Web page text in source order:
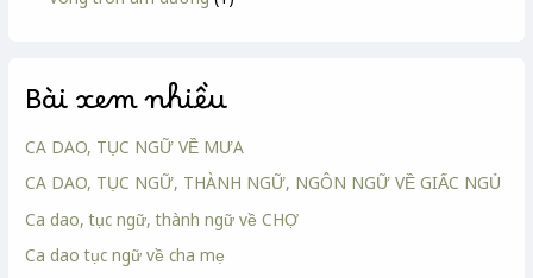
Bài xem nhiều
CA DAO, TỤC NGỮ VỀ MƯA
CA DAO, TỤC NGỮ, THÀNH NGỮ, NGÔN NGỮ VỀ GIẤC NGỦ
Ca dao, tục ngữ, thành ngữ về CHỢ
Ca dao tục ngữ về cha mẹ